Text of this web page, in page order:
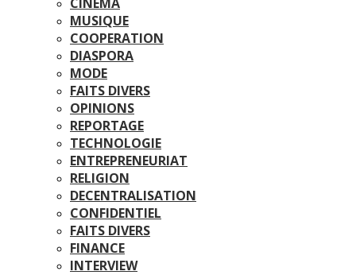
MUSIQUE
COOPERATION
DIASPORA
MODE
FAITS DIVERS
OPINIONS
REPORTAGE
TECHNOLOGIE
ENTREPRENEURIAT
RELIGION
DECENTRALISATION
CONFIDENTIEL
FAITS DIVERS
FINANCE
INTERVIEW